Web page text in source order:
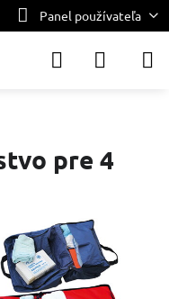
Panel používateľa
pre 4